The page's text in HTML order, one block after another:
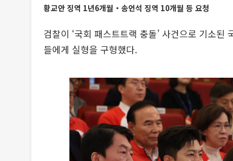
황교안 징역 1년6개월‧송언석 징역 10개월 등 요청
검찰이 ‘국회 패스트트랙 충돌’ 사건으로 기소된
들에게 실형을 구형했다.